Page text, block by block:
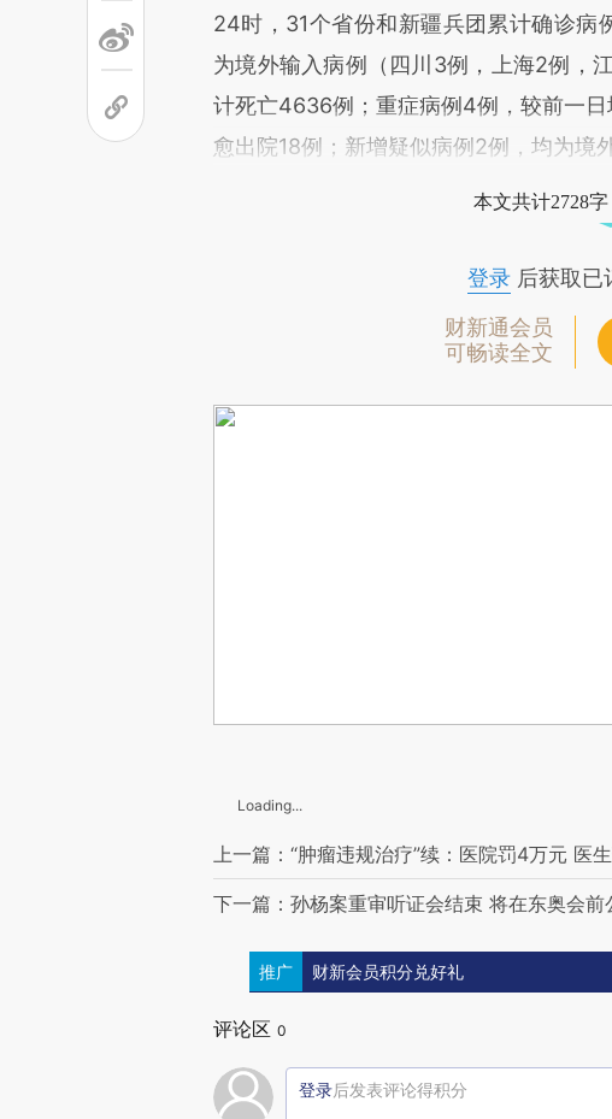
24时，31个省份和新疆兵团累计确诊病
为境外输入病例（四川3例，上海2例，
计死亡4636例；重症病例4例，较前一
愈出院18例；新增疑似病例2例，均为境
本文共计2728
登录后获取已
财新通会员
可畅读全文
Loading...
上一篇：“肿瘤违规治疗”续：医院罚4万元 医
下一篇：孙杨案重审听证会结束 将在东奥会前
推广 财新会员积分兑好礼
评论区 0
登录后发表评论得积分